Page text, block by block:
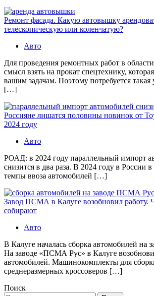
Ремонт фасада. Какую автовышку
телескопическую или коленчатую?
Авто
Для проведения ремонтных работ в
смысл взять на прокат спецтехнику,
вашим задачам. Поэтому потребуется такая
[…]
Россияне лишатся половины новинок от
2024 году
Авто
РОАД: в 2024 году параллельный импорт
снизится в два раза. В 2024 году в России в
темпы ввоза автомобилей […]
Завод ПСМА в Калуге возобновил работу.
собирают
Авто
В Калуге началась сборка автомобилей
На заводе «ПСМА Рус» в Калуге
автомобилей. Машинокомплекты для
среднеразмерных кроссоверов […]
Поиск